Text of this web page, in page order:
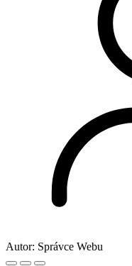
Autor: Správce Webu